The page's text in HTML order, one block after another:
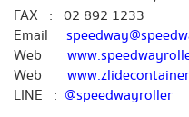
FAX : 02 892 1233
Email
Web
Web
LINE : @speedwayroller